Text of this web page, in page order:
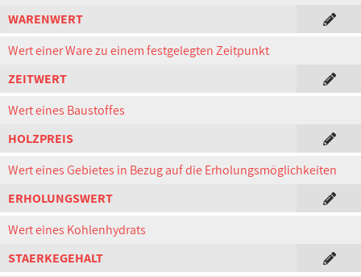
WARENWERT
Wert einer Ware zu einem festgelegten Zeitpunkt
ZEITWERT
Wert eines Baustoffes
HOLZPREIS
Wert eines Gebietes in Bezug auf die Erholungsmöglichkeiten
ERHOLUNGSWERT
Wert eines Kohlenhydrats
STAERKEGEHALT